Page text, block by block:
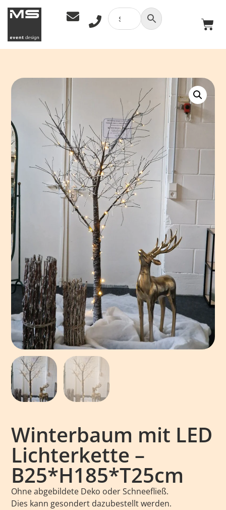
Winterbaum mit LED
Lichterkette –
B25*H185*T25cm
Ohne abgebildete Deko oder Schneefließ.
Dies kann gesondert dazubestellt werden.